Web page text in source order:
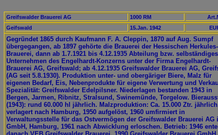
Greifswalder Brauerei AG 1000 RM
Geifswald
15.Jan. 1942
Gegründet 1865 durch Kaufmann F. A. Cleppin, 1870 auf Aug. Sumpf
übergegangen, ab 1897 gehörte die Brauerei der Hessischen Herkules-
Brauerei, dann ab 1.7.1921 bis 4.12.1935 Abteilung bzw. selbständiges
Unternehmen des Engelhardt-Konzerns unter der Firma Engelhardt-
Brauerei AG, Greifswald; ab 4.12.1935 Greifswalder Brauerei AG,
(AG seit 5.8.1930). Produktion unter- und obergäriger Biere, Malz für
eigenen Bedarf, Eis, Nebenprodukte für eigene Verwertung und
Spezialität: Greifswalder Edelpilsner. Niederlagen bestanden 1943 in
Bergen, Jarmen, Ribnitz, Stralsund, Swinemünde, Torgelow.
(1943): rund 60.000 hl jährlich. Malzproduktion: Ca. 15.000 Ztr.
verlagert nach Hamburg, 1950 aufgelöst, 1960 umfirmiert in
Verwaltungsstelle für das Ostvermögen der Greifswalder Brauerei AG
GmbH, Hamburg, 1961 nach Abwicklung erloschen. Betrieb: 1946